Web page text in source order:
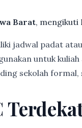
Barat, mengikuti
jadwal padat
untuk
sekolah formal,